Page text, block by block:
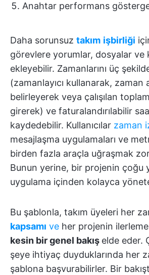
Anahtar performans
Daha sorunsuz takım işbirliği
görevlere yorumlar, dosyalar ve
ekleyebilir. Zamanlarını üç
(zamanlayıcı kullanarak, zaman
belirleyerek veya çalışılan
girerek) ve faturalandırılabilir
kaydedebilir. Kullanıcılar zaman
mesajlaşma uygulamaları ve
birden fazla araçla uğraşmak
Bunun yerine, bir projenin çoğu
uygulama içinden kolayca
Bu şablonla, takım üyeleri her
kapsamı ve her projenin
kesin bir genel bakış elde eder.
şeye ihtiyaç duyduklarında her
şablona başvurabilirler. Bir